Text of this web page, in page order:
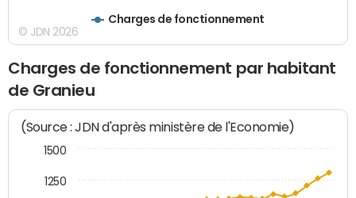
Charges de fonctionnement
© JDN 2026
Charges de fonctionnement par habitant
de Granieu
(Source : JDN d'après ministère de l'Economie)
1250
1500